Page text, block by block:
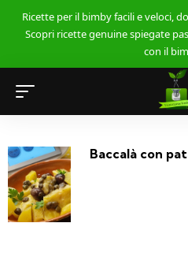
Ricette per il bimby facili e veloci,
Scopri ricette genuine spiegate
con il
Baccalà con